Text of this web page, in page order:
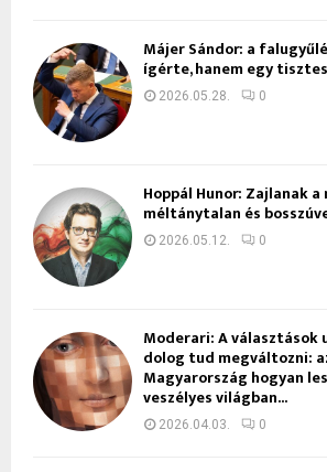
Májer Sándor: a
ígérte, hanem egy
2026.05.28. 0
Hoppál Hunor: Zajlanak
méltánytalan és
2026.05.12. 0
Moderari: A választások
dolog tud megváltozni:
Magyarország hogyan
veszélyes világban...
2026.04.03. 0